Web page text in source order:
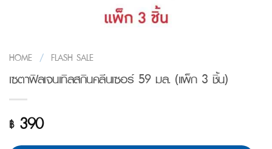
HOME / FLASH SALE
เซตาฟิลเจนเทิลสกินคลีนเซอร์ 59 มล. (แพ็ก 3 ชิ้น)
฿390